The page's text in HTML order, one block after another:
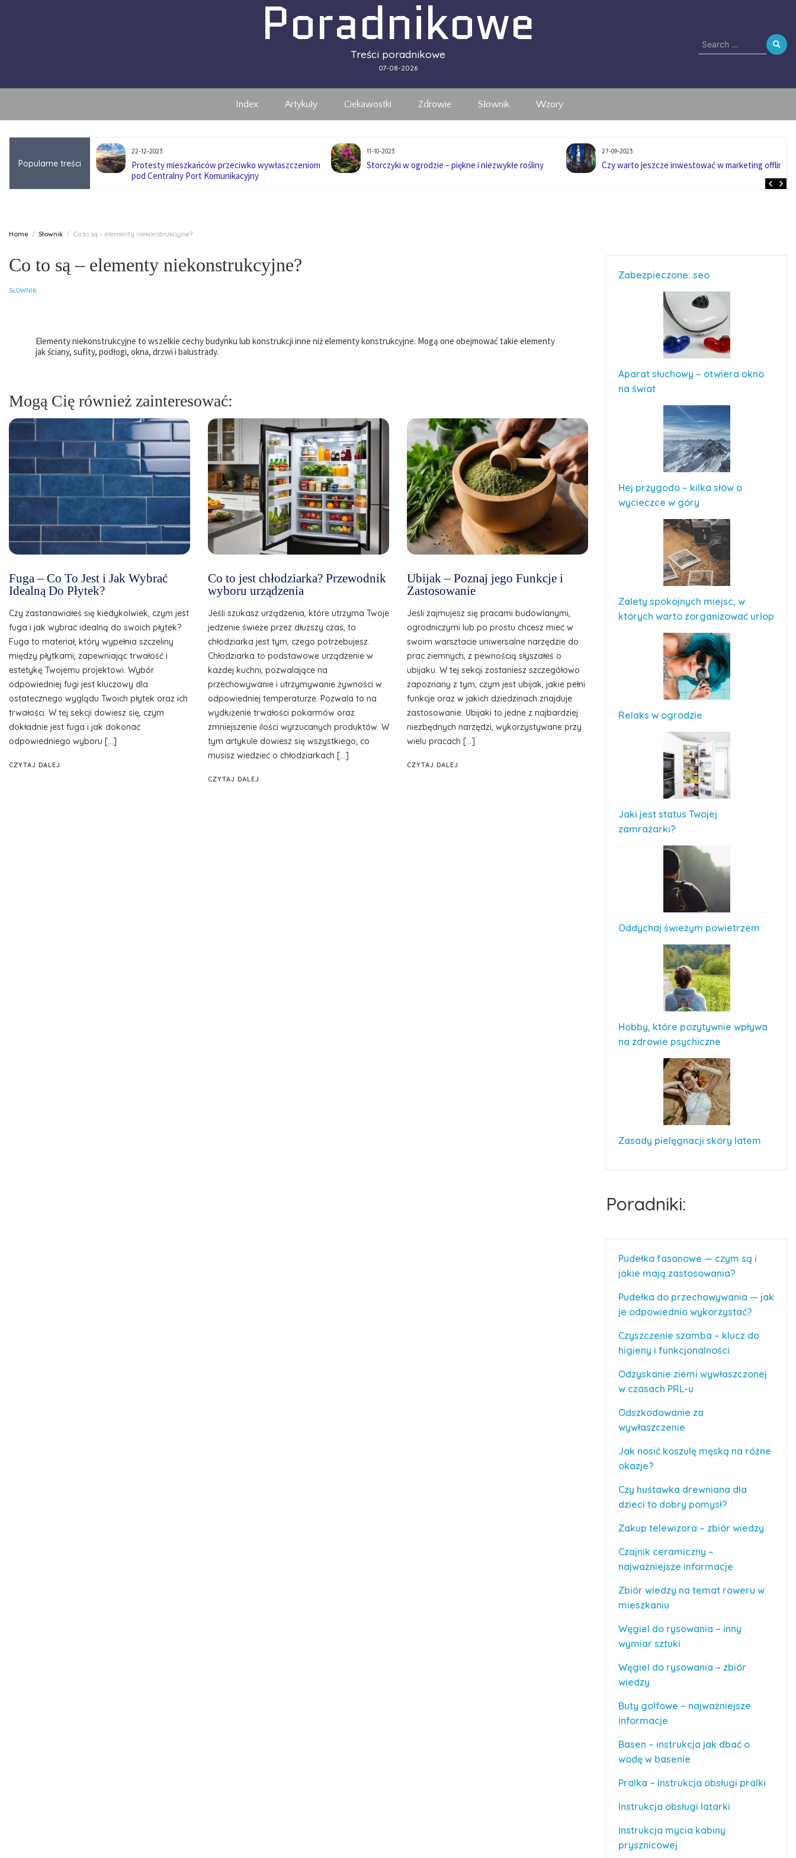
Poradnikowe
Treści poradnikowe
07-08-2026
Search
for:
Index Artykuły Ciekawostki Zdrowie Słownik Wzory
Popularne treści
pokoleniową w
22-12-2023
Protesty mieszkańców przeciwko wywłaszczeniom
pod Centralny Port Komunikacyjny
11-10-2023
Storczyki w ogrodzie – piękne i niezwykłe rośliny
27-09-2023
Czy warto jeszcze inwestować w marketing offline?
Home Słownik Co to są – elementy niekonstrukcyjne?
Co to są – elementy niekonstrukcyjne?
SŁOWNIK
Elementy niekonstrukcyjne to wszelkie cechy budynku lub konstrukcji inne niż elementy konstrukcyjne. Mogą one obejmować takie elementy
jak ściany, sufity, podłogi, okna, drzwi i balustrady.
Mogą Cię również zainteresować:
Fuga – Co To Jest i Jak Wybrać
Idealną Do Płytek?
Czy zastanawiałeś się kiedykolwiek, czym jest
fuga i jak wybrać idealną do swoich płytek?
Fuga to materiał, który wypełnia szczeliny
między płytkami, zapewniając trwałość i
estetykę Twojemu projektowi. Wybór
odpowiedniej fugi jest kluczowy dla
ostatecznego wyglądu Twoich płytek oraz ich
trwałości. W tej sekcji dowiesz się, czym
dokładnie jest fuga i jak dokonać
odpowiedniego wyboru […]
CZYTAJ DALEJ
Co to jest chłodziarka? Przewodnik
wyboru urządzenia
Jeśli szukasz urządzenia, które utrzyma Twoje
jedzenie świeże przez dłuższy czas, to
chłodziarka jest tym, czego potrzebujesz.
Chłodziarka to podstawowe urządzenie w
każdej kuchni, pozwalające na
przechowywanie i utrzymywanie żywności w
odpowiedniej temperaturze. Pozwala to na
wydłużenie trwałości pokarmów oraz
zmniejszenie ilości wyrzucanych produktów. W
tym artykule dowiesz się wszystkiego, co
musisz wiedzieć o chłodziarkach […]
CZYTAJ DALEJ
Ubijak – Poznaj jego Funkcje i
Zastosowanie
Jeśli zajmujesz się pracami budowlanymi,
ogrodniczymi lub po prostu chcesz mieć w
swoim warsztacie uniwersalne narzędzie do
prac ziemnych, z pewnością słyszałeś o
ubijaku. W tej sekcji zostaniesz szczegółowo
zapoznany z tym, czym jest ubijak, jakie pełni
funkcje oraz w jakich dziedzinach znajduje
zastosowanie. Ubijaki to jedne z najbardziej
niezbędnych narzędzi, wykorzystywane przy
wielu pracach […]
CZYTAJ DALEJ
Zabezpieczone: seo
Aparat słuchowy – otwiera okno
na świat
Hej przygodo – kilka słów o
wycieczce w góry
Zalety spokojnych miejsc, w
których warto zorganizować urlop
Relaks w ogrodzie
Jaki jest status Twojej
zamrażarki?
Oddychaj świeżym powietrzem
Hobby, które pozytywnie wpływa
na zdrowie psychiczne
Zasady pielęgnacji skóry latem
Poradniki:
Pudełka fasonowe — czym są i
jakie mają zastosowania?
Pudełka do przechowywania — jak
je odpowiednio wykorzystać?
Czyszczenie szamba – klucz do
higieny i funkcjonalności
Odzyskanie ziemi wywłaszczonej
w czasach PRL-u
Odszkodowanie za
wywłaszczenie
Jak nosić koszulę męską na różne
okazje?
Czy huśtawka drewniana dla
dzieci to dobry pomysł?
Zakup telewizora – zbiór wiedzy
Czajnik ceramiczny –
najważniejsze informacje
Zbiór wiedzy na temat roweru w
mieszkaniu
Węgiel do rysowania – inny
wymiar sztuki
Węgiel do rysowania – zbiór
wiedzy
Buty golfowe – najważniejsze
informacje
Basen – instrukcja jak dbać o
wodę w basenie
Pralka – Instrukcja obsługi pralki
Instrukcja obsługi latarki
Instrukcja mycia kabiny
prysznicowej